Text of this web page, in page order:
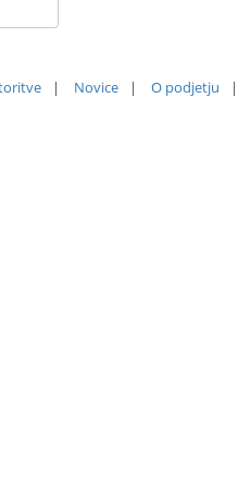
| Novice | O podjetju |